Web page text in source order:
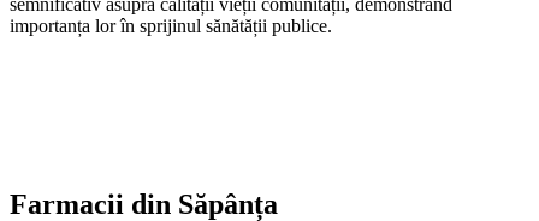
importanța lor în sprijinul sănătății publice.
Farmacii din Săpânța